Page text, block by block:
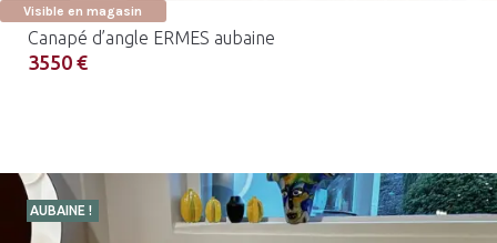
Visible en magasin
Canapé d’angle ERMES aubaine
3550 €
AUBAINE !